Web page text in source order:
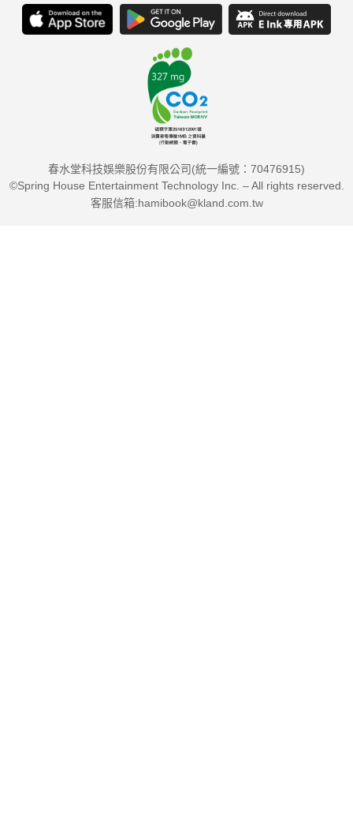
春水堂科技娛樂股份有限公司(統一編號：70476915)
©Spring House Entertainment Technology Inc. – All rights reserved.
客服信箱:hamibook@kland.com.tw